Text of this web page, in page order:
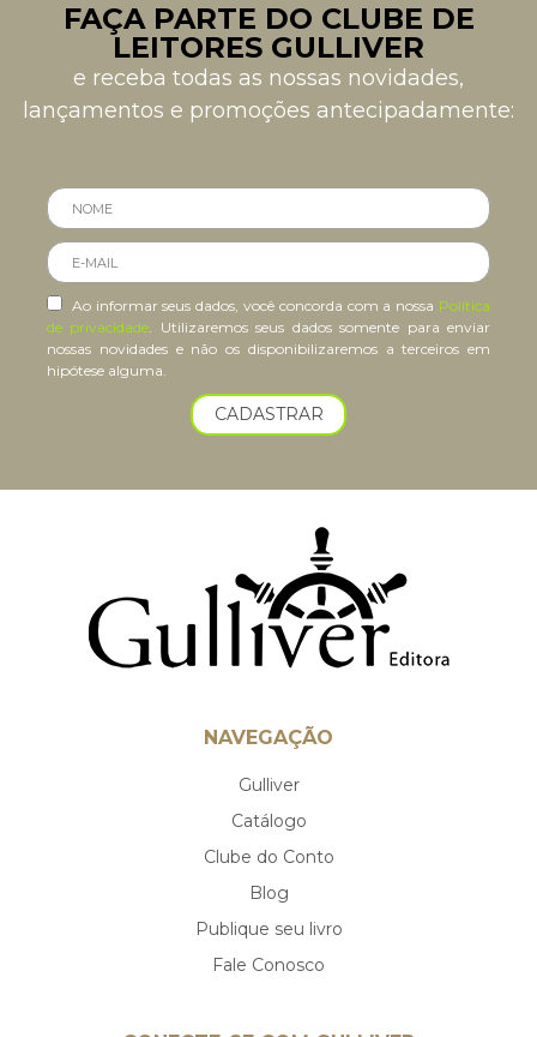
FAÇA PARTE DO CLUBE DE
LEITORES GULLIVER
e receba todas as nossas novidades,
lançamentos e promoções antecipadamente:
Ao informar seus dados, você concorda com a nossa Política
de privacidade. Utilizaremos seus dados somente para enviar
nossas novidades e não os disponibilizaremos a terceiros em
hipótese alguma.
CADASTRAR
NAVEGAÇÃO
Gulliver
Catálogo
Clube do Conto
Blog
Publique seu livro
Fale Conosco